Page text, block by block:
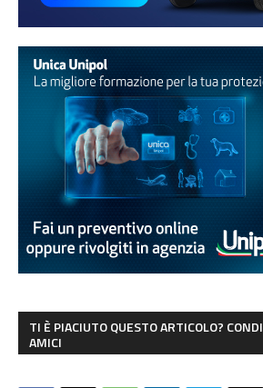
TI È PIACIUTO QUESTO ARTICOLO?
AMICI